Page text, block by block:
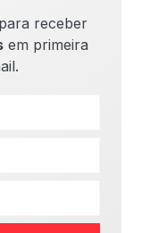
receber
em primeira